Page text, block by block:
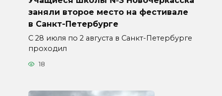
заняли второе место на фестивале
в Санкт-Петербурге
С 28 июля по 2 августа в Санкт-Петербурге
проходил
18